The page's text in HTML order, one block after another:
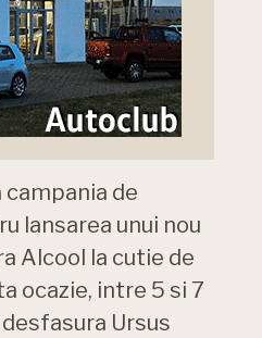
campania de
lansarea unui nou
Alcool la cutie de
ocazie, intre 5 si 7
Ursus